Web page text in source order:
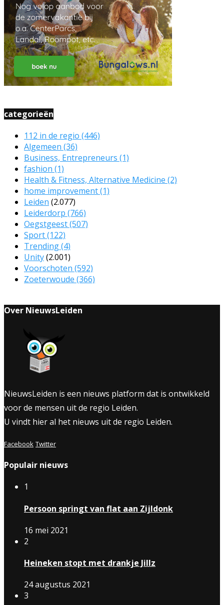
categorieën
112 in de regio (446)
Algemeen (36)
Business, Entrepreneurs (1)
fashion (1)
Health & Fitness, Alternative Medicine (2)
home improvement(1)
Leiden (2.077)
Leiderdorp (766)
Oegstgeest(507)
Sport(122)
Trending(4)
Unity(2.001)
Voorschoten (592)
Zoeterwoude (366)
Over NieuwsLeiden
NieuwsLeiden is een nieuws platform dat is ontwikkeld
voor de mensen uit de regio Leiden.
U vindt hier al het nieuws uit de regio Leiden.
Facebook Twitter
Populair nieuws
1
Persoon springt van flat aan Zijldonk
16 mei 2021
2
Heineken stopt met drankje Jillz
24 augustus 2021
3